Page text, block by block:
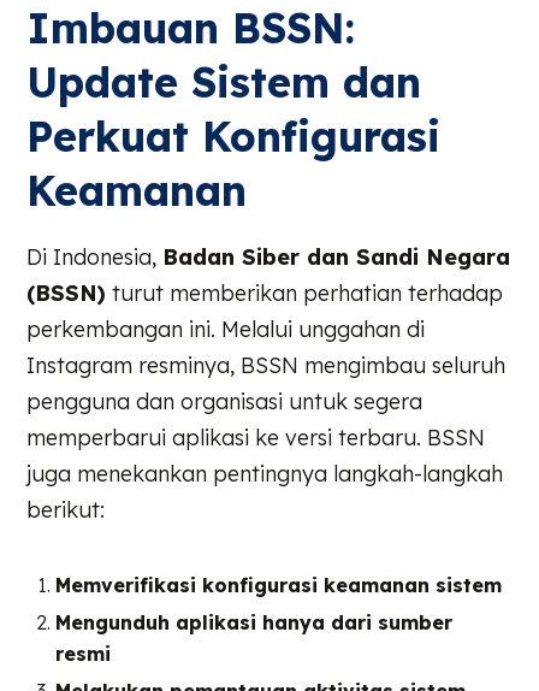
Imbauan BSSN:
Update Sistem dan
Perkuat Konfigurasi
Keamanan
Di Indonesia, Badan Siber dan Sandi Negara
(BSSN) turut memberikan perhatian terhadap
perkembangan ini. Melalui unggahan di
Instagram resminya, BSSN mengimbau seluruh
pengguna dan organisasi untuk segera
memperbarui aplikasi ke versi terbaru. BSSN
juga menekankan pentingnya langkah-langkah
berikut:
Memverifikasi konfigurasi keamanan sistem
Mengunduh aplikasi hanya dari sumber
resmi